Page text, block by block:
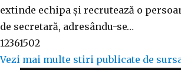
extinde echipa și recrutează o
de secretară, adresându-se…
12361502
Vezi mai multe stiri publicate de